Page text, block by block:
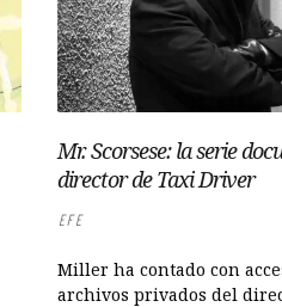
Mr. Scorsese: la serie
director de Taxi Driver
EFE
Miller ha contado con
archivos privados del